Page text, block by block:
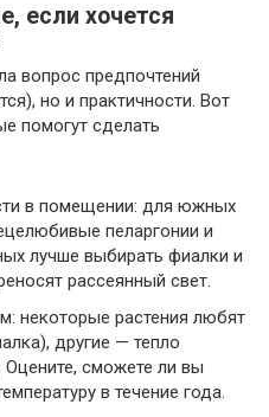
если хочется
вопрос предпочтений
но и практичности. Вот
помогут сделать
в помещении: для южных
пеларгонии и
лучше выбирать фиалки и
рассеянный свет.
некоторые растения любят
другие — тепло
Оцените, сможете ли вы
в течение года.